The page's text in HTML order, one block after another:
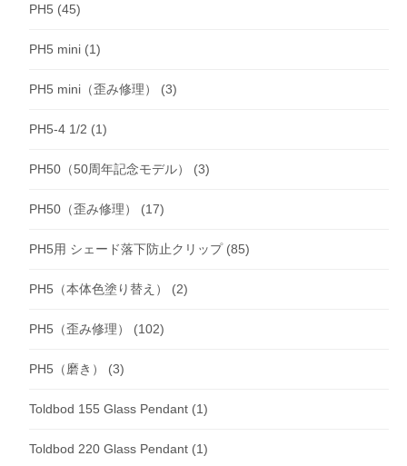
PH5 (45)
PH5 mini (1)
PH5 mini（歪み修理） (3)
PH5-4 1/2 (1)
PH50（50周年記念モデル） (3)
PH50（歪み修理） (17)
PH5用 シェード落下防止クリップ(85)
PH5（本体色塗り替え） (2)
PH5（歪み修理） (102)
PH5（磨き） (3)
Toldbod 155 Glass Pendant (1)
Toldbod 220 Glass Pendant (1)